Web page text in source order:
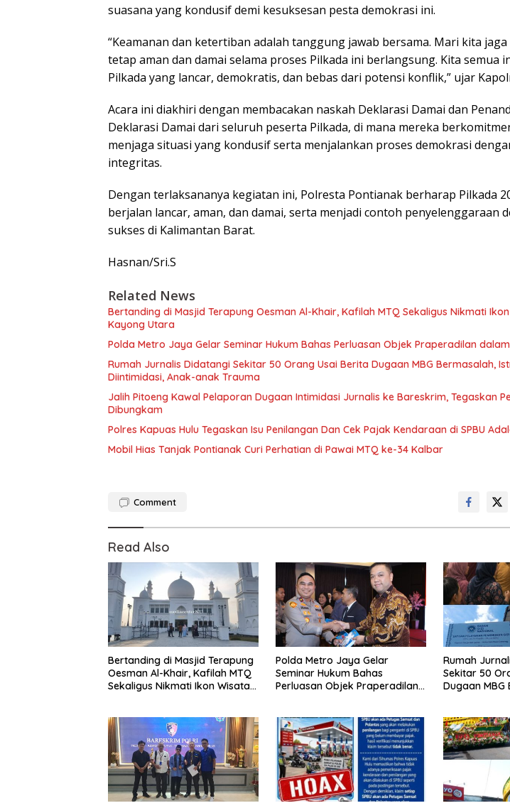
suasana yang kondusif demi kesuksesan pesta demokrasi ini.
“Keamanan dan ketertiban adalah tanggung jawab bersama. Mari kita
tetap aman dan damai selama proses Pilkada ini berlangsung. Kita semua
Pilkada yang lancar, demokratis, dan bebas dari potensi konflik,” ujar
Acara ini diakhiri dengan membacakan naskah Deklarasi Damai dan
Deklarasi Damai dari seluruh peserta Pilkada, di mana mereka
menjaga situasi yang kondusif serta menjalankan proses demokrasi
integritas.
Dengan terlaksananya kegiatan ini, Polresta Pontianak berharap Pilkada
berjalan lancar, aman, dan damai, serta menjadi contoh penyelenggaraan
sukses di Kalimantan Barat.
Hasnan/Sri.S
Related News
Bertanding di Masjid Terapung Oesman Al-Khair, Kafilah MTQ Sekaligus Nikmati
Kayong Utara
Polda Metro Jaya Gelar Seminar Hukum Bahas Perluasan Objek Praperadilan dalam
Rumah Jurnalis Didatangi Sekitar 50 Orang Usai Berita Dugaan MBG Bermasalah,
Diintimidasi, Anak-anak Trauma
Jalih Pitoeng Kawal Pelaporan Dugaan Intimidasi Jurnalis ke Bareskrim, Tegaskan
Dibungkam
Polres Kapuas Hulu Tegaskan Isu Penilangan Dan Cek Pajak Kendaraan di SPBU
Mobil Hias Tanjak Pontianak Curi Perhatian di Pawai MTQ ke-34 Kalbar
Comment
Read Also
Bertanding di Masjid Terapung
Oesman Al-Khair, Kafilah MTQ
Sekaligus Nikmati Ikon Wisata
Polda Metro Jaya Gelar
Seminar Hukum Bahas
Perluasan Objek Praperadilan
Rumah
Sekitar 50
Dugaan MBG